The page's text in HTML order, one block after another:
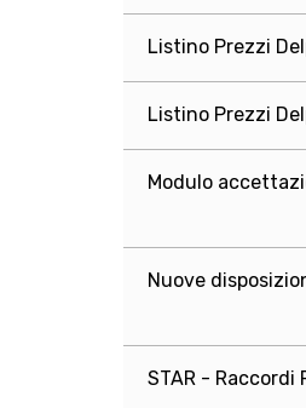
Listino Prezzi
Listino Prezzi
Modulo
Nuove
STAR - Raccordi